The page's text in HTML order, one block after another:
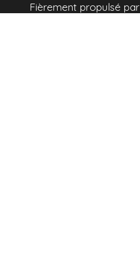
Fièrement propulsé par